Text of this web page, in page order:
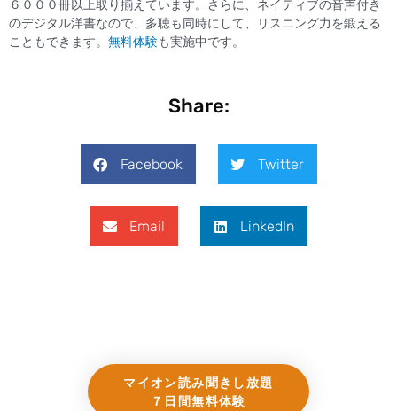
６０００冊以上取り揃えています。さらに、ネイティブの音声付き
のデジタル洋書なので、多聴も同時にして、リスニング力を鍛える
こともできます。 無料体験も実施中です。
Share:
Facebook Twitter
Email LinkedIn
マイオン読み聞きし放題
７日間無料体験